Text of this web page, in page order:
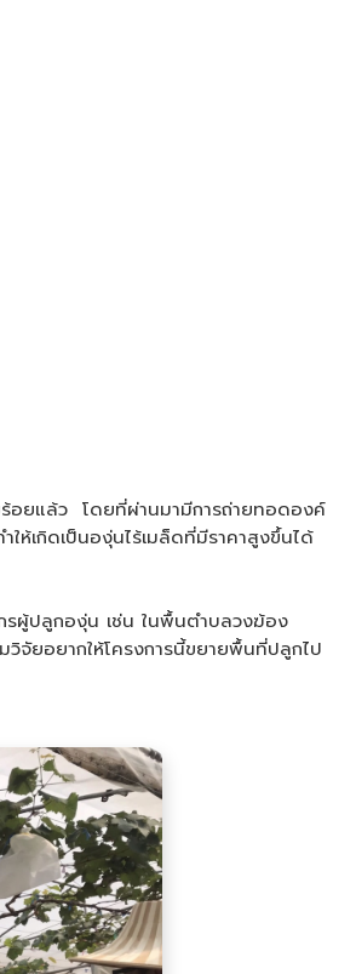
บร้อยแล้ว โดยที่ผ่านมามีการถ่ายทอดองค์
เกิดเป็นองุ่นไร้เมล็ดที่มีราคาสูงขึ้นได้
รผู้ปลูกองุ่น เช่น ในพื้นตำบลวงฆ้อง
จัยอยากให้โครงการนี้ขยายพื้นที่ปลูกไป